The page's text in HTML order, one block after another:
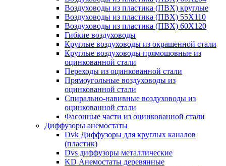
Воздуховоды из пластика (ПВХ) круглые
Воздуховоды из пластика (ПВХ) 55Х110
Воздуховоды из пластика (ПВХ) 60Х120
Гибкие воздуховоды
Круглые воздуховоды из окрашенной стали
Круглые воздуховоды прямошовные из
оцинкованной стали
Переходы из оцинкованной стали
Прямоугольные воздуховоды из
оцинкованной стали
Спирально-навивные воздуховоды из
оцинкованной стали
Фасонные части из оцинкованной стали
Диффузоры анемостаты
Dvk Диффузоры для круглых каналов
(пластик)
Dvs диффузоры металлические
KD Анемостаты деревянные